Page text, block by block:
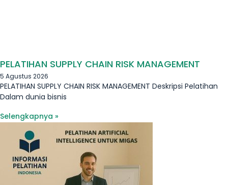
PELATIHAN SUPPLY CHAIN RISK MANAGEMENT
5 Agustus 2026
PELATIHAN SUPPLY CHAIN RISK MANAGEMENT Deskripsi Pelatihan
Dalam dunia bisnis
Selengkapnya »